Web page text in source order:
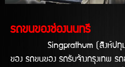
รถขนของช่องนนทรี
Singprathum (สิงห์ปทุม) ร
ของ รถขนของ รถรับจ้างกรุงเทพ รถ